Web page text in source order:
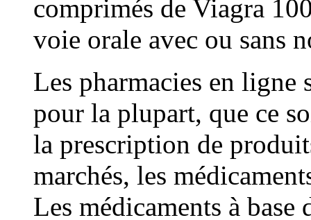
comprimés de Viagra
voie orale avec ou sans
Les pharmacies en
pour la plupart, que ce
la prescription de
marchés, les
Les médicaments à